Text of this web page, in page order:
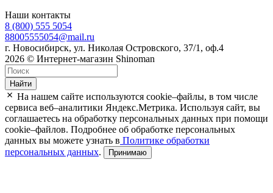
Наши контакты
8 (800) 555 5054
88005555054@mail.ru
г. Новосибирск, ул. Николая Островского, 37/1, оф.4
2026 © Интернет-магазин Shinoman
Найти
На нашем сайте используются cookie–файлы, в том числе
сервиса веб–аналитики Яндекс.Метрика. Используя сайт, вы
соглашаетесь на обработку персональных данных при помощи
cookie–файлов. Подробнее об обработке персональных
данных вы можете узнать в Политике обработки
персональных данных. Принимаю